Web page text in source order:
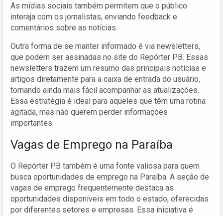
As mídias sociais também permitem que o público
interaja com os jornalistas, enviando feedback e
comentários sobre as notícias.
Outra forma de se manter informado é via newsletters,
que podem ser assinadas no site do Repórter PB. Essas
newsletters trazem um resumo das principais notícias e
artigos diretamente para a caixa de entrada do usuário,
tornando ainda mais fácil acompanhar as atualizações.
Essa estratégia é ideal para aqueles que têm uma rotina
agitada, mas não querem perder informações
importantes.
Vagas de Emprego na Paraíba
O Repórter PB também é uma fonte valiosa para quem
busca oportunidades de emprego na Paraíba. A seção de
vagas de emprego frequentemente destaca as
oportunidades disponíveis em todo o estado, oferecidas
por diferentes setores e empresas. Essa iniciativa é